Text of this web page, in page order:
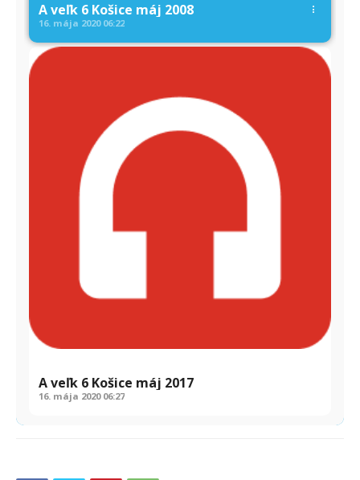
A veľk 6 Košice máj 2008
16. mája 2020 06:22
A veľk 6 Košice máj 2017
16. mája 2020 06:27